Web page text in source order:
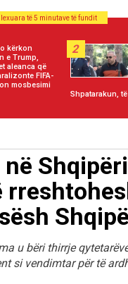
lexuara të 5 minutave të fundit
kërkon
e Trump,
aleanca që
FIFA-
mosbesimi
2
Shpatarakun,
në
u bëri thirrje
si vendimtar për të